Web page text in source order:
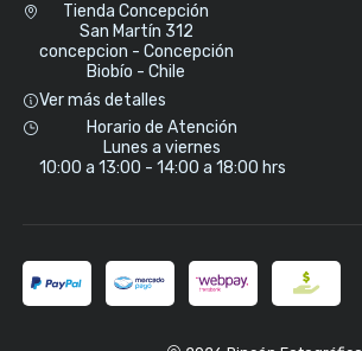
Tienda Concepción
San Martín 312
concepcion - Concepción
Biobío - Chile
Ver más detalles
Horario de Atención
Lunes a viernes
10:00 a 13:00 - 14:00 a 18:00 hrs